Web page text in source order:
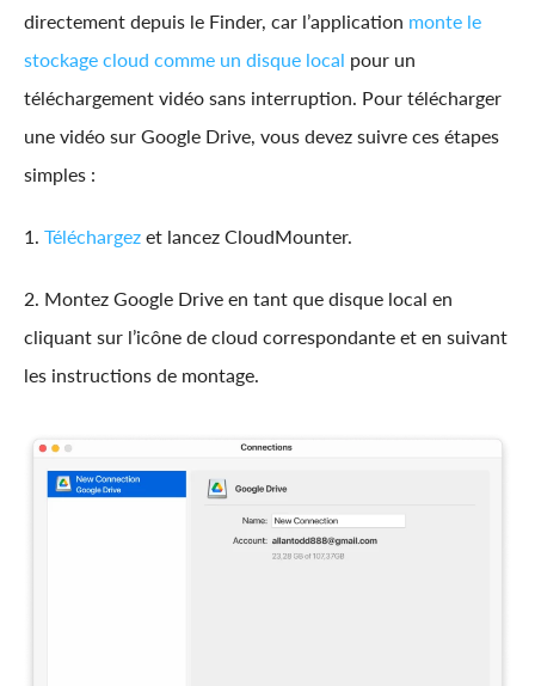
directement depuis le Finder, car l’application monte le
stockage cloud comme un disque local pour un
téléchargement vidéo sans interruption. Pour télécharger
une vidéo sur Google Drive, vous devez suivre ces étapes
simples :
1. Téléchargez et lancez CloudMounter.
2. Montez Google Drive en tant que disque local en
cliquant sur l’icône de cloud correspondante et en suivant
les instructions de montage.